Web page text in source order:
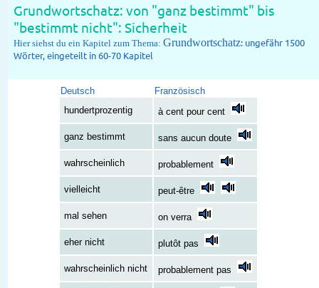
Grundwortschatz: von "ganz bestimmt" bis
"bestimmt nicht": Sicherheit
Hier siehst du ein Kapitel zum Thema:Grundwortschatz: ungefähr 1500
Wörter, eingeteilt in 60-70 Kapitel
Deutsch
Französisch
hundertprozentig
à cent pour cent
ganz bestimmt sans aucun doute
wahrscheinlich probablement
vielleicht peut-être
mal sehen on verra
eher nicht plutôt pas
wahrscheinlich nicht probablement pas